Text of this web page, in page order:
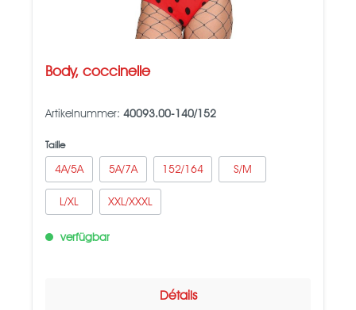
Body, coccinelle
Artikelnummer: 40093.00-140/152
Taille
4A/5A 5A/7A 152/164 S/M
L/XL XXL/XXXL
verfügbar
Détails